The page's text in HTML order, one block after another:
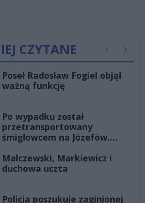
CZYTANE Poprzednie
Poseł Radosław Fogiel objął
ważną funkcję
Po wypadku został
przetransportowany
śmigłowcem na Józefów.
Malczewski, Markiewicz i
duchowa uczta
Policja poszukuje zaginionej